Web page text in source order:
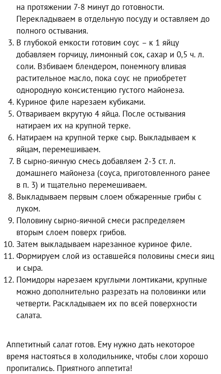
на протяжении 7-8 минут до готовности.
Перекладываем в отдельную посуду и оставляем до
полного остывания.
В глубокой емкости готовим соус – к 1 яйцу
добавляем горчицу, лимонный сок, сахар и 0,5 ч. л.
соли. Взбиваем блендером, понемногу вливая
растительное масло, пока соус не приобретет
однородную консистенцию густого майонеза.
Куриное филе нарезаем кубиками.
Отвариваем вкрутую 4 яйца. После остывания
натираем их на крупной терке.
Натираем на крупной терке сыр. Выкладываем к
яйцам, перемешиваем.
В сырно-яичную смесь добавляем 2-3 ст. л.
домашнего майонеза (соуса, приготовленного ранее
в п. 3) и тщательно перемешиваем.
Выкладываем первым слоем обжаренные грибы с
луком.
Половину сырно-яичной смеси распределяем
вторым слоем поверх грибов.
Затем выкладываем нарезанное куриное филе.
Формируем слой из оставшейся половины смеси яиц
и сыра.
Помидоры нарезаем круглыми ломтиками, крупные
можно дополнительно разрезать на половинки или
четверти. Раскладываем их по всей поверхности
салата.
Аппетитный салат готов. Ему нужно дать некоторое
время настояться в холодильнике, чтобы слои хорошо
пропитались. Приятного аппетита!